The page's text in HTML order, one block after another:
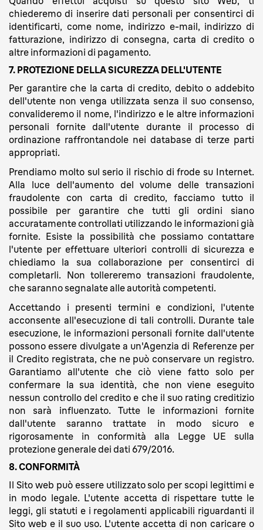
chiederemo di inserire dati personali per consentirci di
identificarti, come nome, indirizzo e-mail, indirizzo di
fatturazione, indirizzo di consegna, carta di credito o
altre informazioni di pagamento.
7. PROTEZIONE DELLA SICUREZZA DELL'UTENTE
Per garantire che la carta di credito, debito o addebito
dell'utente non venga utilizzata senza il suo consenso,
convalideremo il nome, l'indirizzo e le altre informazioni
personali fornite dall'utente durante il processo di
ordinazione raffrontandole nei database di terze parti
appropriati.
Prendiamo molto sul serio il rischio di frode su Internet.
Alla luce dell'aumento del volume delle transazioni
fraudolente con carta di credito, facciamo tutto il
possibile per garantire che tutti gli ordini siano
accuratamente controllati utilizzando le informazioni già
fornite. Esiste la possibilità che possiamo contattare
l'utente per effettuare ulteriori controlli di sicurezza e
chiediamo la sua collaborazione per consentirci di
completarli. Non tollereremo transazioni fraudolente,
che saranno segnalate alle autorità competenti.
Accettando i presenti termini e condizioni, l'utente
acconsente all'esecuzione di tali controlli. Durante tale
esecuzione, le informazioni personali fornite dall'utente
possono essere divulgate a un'Agenzia di Referenze per
il Credito registrata, che ne può conservare un registro.
Garantiamo all'utente che ciò viene fatto solo per
confermare la sua identità, che non viene eseguito
nessun controllo del credito e che il suo rating creditizio
non sarà influenzato. Tutte le informazioni fornite
dall'utente saranno trattate in modo sicuro e
rigorosamente in conformità alla Legge UE sulla
protezione generale dei dati 679/2016.
8. CONFORMITÀ
Il Sito web può essere utilizzato solo per scopi legittimi e
in modo legale. L'utente accetta di rispettare tutte le
leggi, gli statuti e i regolamenti applicabili riguardanti il
Sito web e il suo uso. L'utente accetta di non caricare o